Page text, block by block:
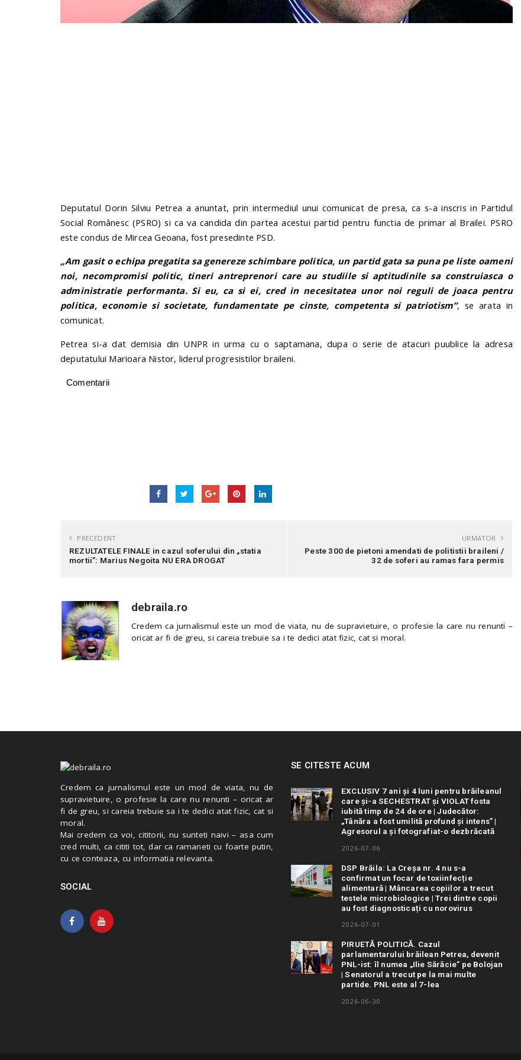
Deputatul Dorin Silviu Petrea a anuntat, prin intermediul unui comunicat de presa, ca s-a inscris in Partidul
Social Românesc (PSRO) si ca va candida din partea acestui partid pentru functia de primar al Brailei. PSRO
este condus de Mircea Geoana, fost presedinte PSD.
„Am gasit o echipa pregatita sa genereze schimbare politica, un partid gata sa puna pe liste oameni
noi, necompromisi politic, tineri antreprenori care au studiile si aptitudinile sa construiasca o
administratie performanta. Si eu, ca si ei, cred in necesitatea unor noi reguli de joaca pentru
politica, economie si societate, fundamentate pe cinste, competenta si patriotism”, se arata in
comunicat.
Petrea si-a dat demisia din UNPR in urma cu o saptamana, dupa o serie de atacuri puublice la adresa
deputatului Marioara Nistor, liderul progresistilor braileni.
Comentarii
PRECEDENT
REZULTATELE FINALE in cazul soferului din „statia
mortii”: Marius Negoita NU ERA DROGAT
URMATOR
Peste 300 de pietoni amendati de politistii braileni /
32 de soferi au ramas fara permis
debraila.ro
Credem ca jurnalismul este un mod de viata, nu de supravietuire, o profesie la care nu renunti –
oricat ar fi de greu, si careia trebuie sa i te dedici atat fizic, cat si moral.
Credem ca jurnalismul este un mod de viata, nu de
supravietuire, o profesie la care nu renunti – oricat ar
fi de greu, si careia trebuie sa i te dedici atat fizic, cat si
moral.
Mai credem ca voi, cititorii, nu sunteti naivi – asa cum
cred multi, ca cititi tot, dar ca ramaneti cu foarte putin,
cu ce conteaza, cu informatia relevanta.
SOCIAL
SE CITESTE ACUM
EXCLUSIV 7 ani și 4 luni pentru brăileanul
care și-a SECHESTRAT și VIOLAT fosta
iubită timp de 24 de ore | Judecător:
„Tânăra a fost umilită profund și intens” |
Agresorul a și fotografiat-o dezbrăcată
2026-07-06
DSP Brăila: La Creșa nr. 4 nu s-a
confirmat un focar de toxiinfecție
alimentară | Mâncarea copiilor a trecut
testele microbiologice | Trei dintre copii
au fost diagnosticați cu norovirus
2026-07-01
PIRUETĂ POLITICĂ. Cazul
parlamentarului brăilean Petrea, devenit
PNL-ist: îl numea „Ilie Sărăcie” pe Bolojan
| Senatorul a trecut pe la mai multe
partide. PNL este al 7-lea
2026-06-30